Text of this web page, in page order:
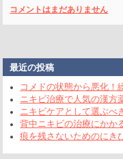
コメントはまだありません
最近の投稿
コメドの状態から悪化！
ニキビ治療で人気の漢方
ニキビケアとして選ぶべ
背中ニキビの治療にかか
痕を残さないためのにき